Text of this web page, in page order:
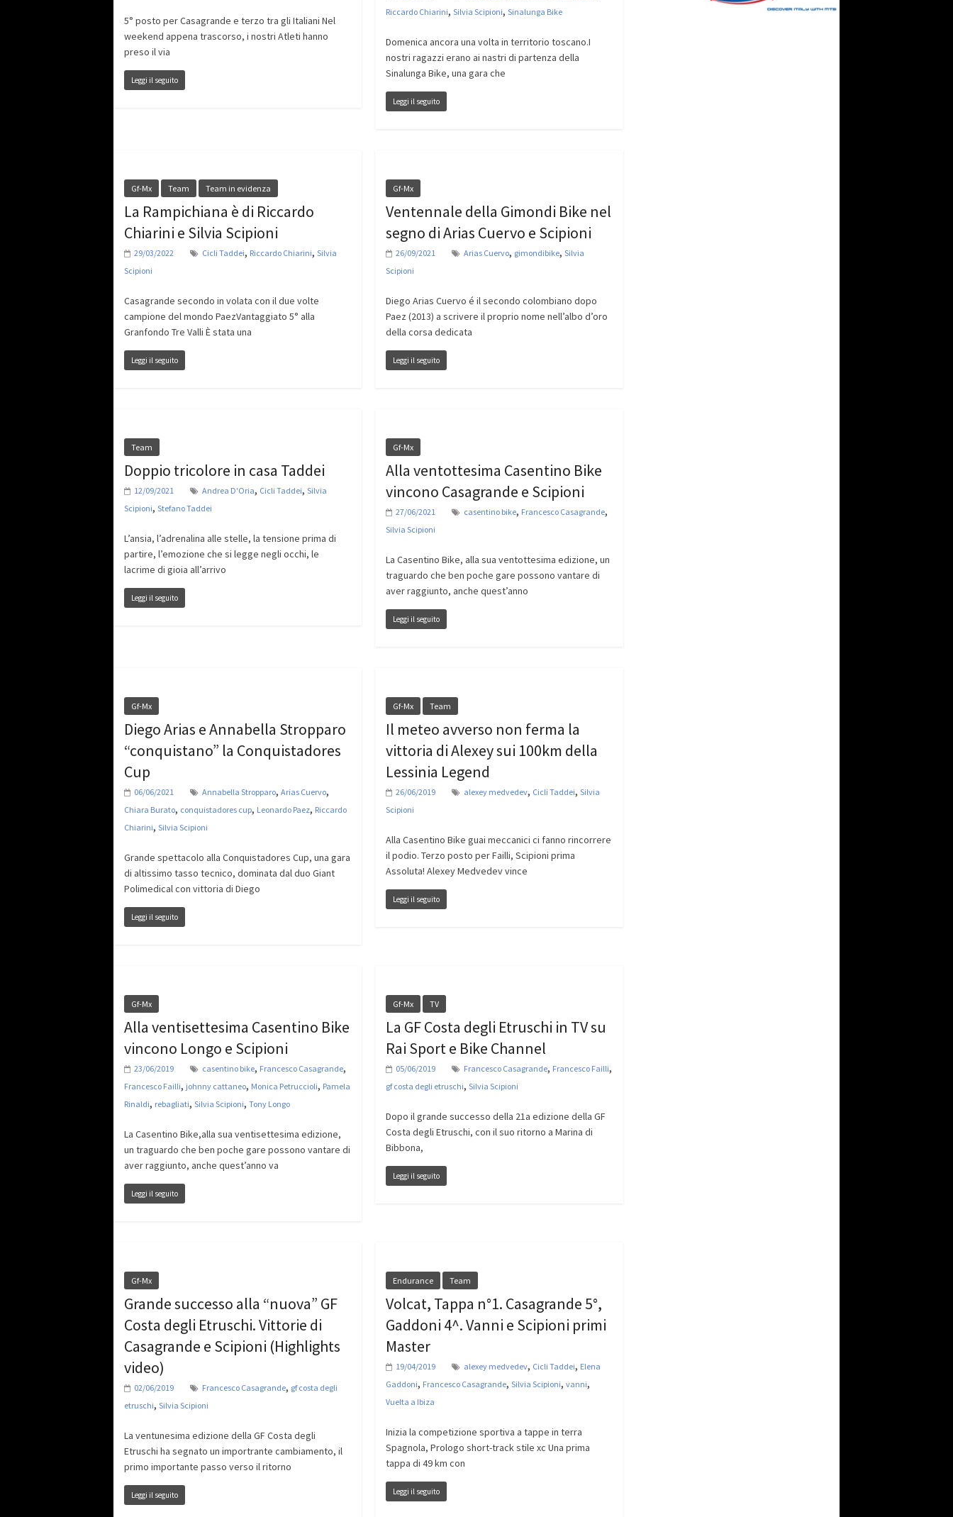
5° posto per Casagrande e terzo tra gli Italiani Nel
weekend appena trascorso, i nostri Atleti hanno
preso il via
Leggi il seguito
Riccardo Chiarini, Silvia Scipioni, Sinalunga Bike
Domenica ancora una volta in territorio toscano.I
nostri ragazzi erano ai nastri di partenza della
Sinalunga Bike, una gara che
Leggi il seguito
Gf-Mx Team Team in evidenza
La Rampichiana è di Riccardo
Chiarini e Silvia Scipioni
29/03/2022 Cicli Taddei, Riccardo Chiarini, Silvia
Scipioni
Casagrande secondo in volata con il due volte
campione del mondo PaezVantaggiato 5° alla
Granfondo Tre Valli È stata una
Leggi il seguito
Gf-Mx
Ventennale della Gimondi Bike nel
segno di Arias Cuervo e Scipioni
26/09/2021 Arias Cuervo, gimondibike, Silvia
Scipioni
Diego Arias Cuervo é il secondo colombiano dopo
Paez (2013) a scrivere il proprio nome nell’albo d’oro
della corsa dedicata
Leggi il seguito
Team
Doppio tricolore in casa Taddei
12/09/2021 Andrea D'Oria, Cicli Taddei, Silvia
Scipioni, Stefano Taddei
L’ansia, l’adrenalina alle stelle, la tensione prima di
partire, l’emozione che si legge negli occhi, le
lacrime di gioia all’arrivo
Leggi il seguito
Gf-Mx
Alla ventottesima Casentino Bike
vincono Casagrande e Scipioni
27/06/2021 casentino bike, Francesco Casagrande,
Silvia Scipioni
La Casentino Bike, alla sua ventottesima edizione, un
traguardo che ben poche gare possono vantare di
aver raggiunto, anche quest’anno
Leggi il seguito
Gf-Mx
Diego Arias e Annabella Stropparo
“conquistano” la Conquistadores
Cup
06/06/2021 Annabella Stropparo, Arias Cuervo,
Chiara Burato, conquistadores cup, Leonardo Paez, Riccardo
Chiarini, Silvia Scipioni
Grande spettacolo alla Conquistadores Cup, una gara
di altissimo tasso tecnico, dominata dal duo Giant
Polimedical con vittoria di Diego
Leggi il seguito
Gf-Mx Team
Il meteo avverso non ferma la
vittoria di Alexey sui 100km della
Lessinia Legend
26/06/2019 alexey medvedev, Cicli Taddei, Silvia
Scipioni
Alla Casentino Bike guai meccanici ci fanno rincorrere
il podio. Terzo posto per Failli, Scipioni prima
Assoluta! Alexey Medvedev vince
Leggi il seguito
Gf-Mx
Alla ventisettesima Casentino Bike
vincono Longo e Scipioni
23/06/2019 casentino bike, Francesco Casagrande,
Francesco Failli, johnny cattaneo, Monica Petruccioli, Pamela
Rinaldi, rebagliati, Silvia Scipioni, Tony Longo
La Casentino Bike,alla sua ventisettesima edizione,
un traguardo che ben poche gare possono vantare di
aver raggiunto, anche quest’anno va
Leggi il seguito
Gf-Mx TV
La GF Costa degli Etruschi in TV su
Rai Sport e Bike Channel
05/06/2019 Francesco Casagrande, Francesco Failli,
gf costa degli etruschi, Silvia Scipioni
Dopo il grande successo della 21a edizione della GF
Costa degli Etruschi, con il suo ritorno a Marina di
Bibbona,
Leggi il seguito
Gf-Mx
Grande successo alla “nuova” GF
Costa degli Etruschi. Vittorie di
Casagrande e Scipioni (Highlights
video)
02/06/2019 Francesco Casagrande, gf costa degli
etruschi, Silvia Scipioni
La ventunesima edizione della GF Costa degli
Etruschi ha segnato un importrante cambiamento, il
primo importante passo verso il ritorno
Leggi il seguito
Endurance Team
Volcat, Tappa n°1. Casagrande 5°,
Gaddoni 4^. Vanni e Scipioni primi
Master
19/04/2019 alexey medvedev, Cicli Taddei, Elena
Gaddoni, Francesco Casagrande, Silvia Scipioni, vanni,
Vuelta a Ibiza
Inizia la competizione sportiva a tappe in terra
Spagnola, Prologo short-track stile xc Una prima
tappa di 49 km con
Leggi il seguito